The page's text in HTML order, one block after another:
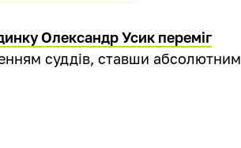
Олександр Усик переміг
суддів, ставши абсолютним